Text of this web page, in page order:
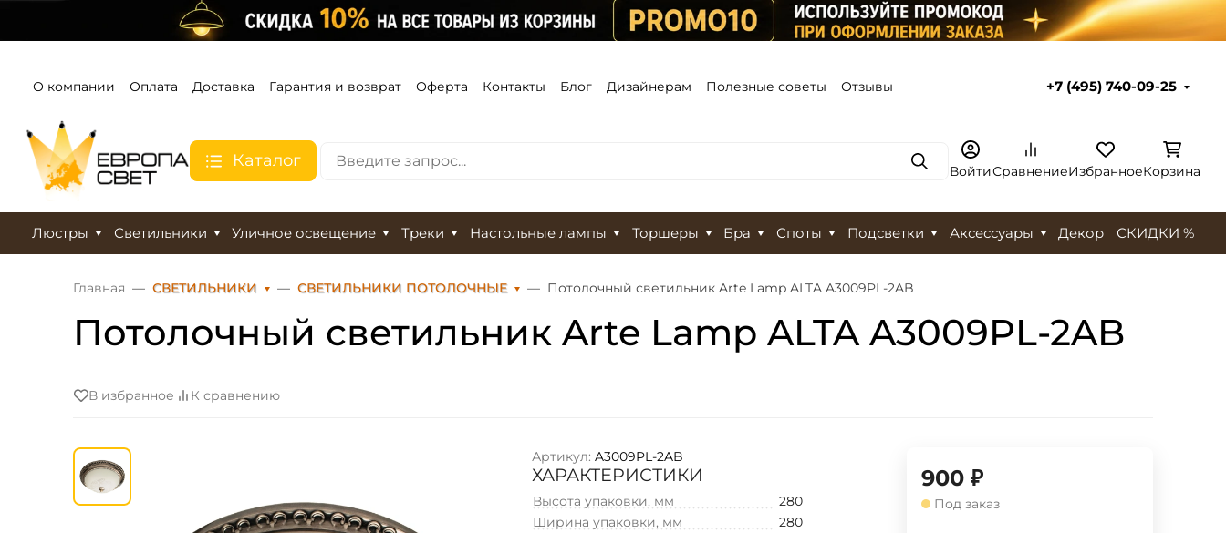
О компании Оплата Доставка Гарантия и возврат Оферта Контакты Блог Дизайнерам Полезные советы Отзывы +7 (495) 740-09-25
Каталог ПоискВойтиСравнениеИзбранноеКорзина
Люстры Светильники Уличное освещение Треки Настольные лампы Торшеры Бра Споты Подсветки Аксессуары Декор СКИДКИ %
Главная СВЕТИЛЬНИКИ СВЕТИЛЬНИКИ ПОТОЛОЧНЫЕ Потолочный светильник Arte Lamp ALTA A3009PL-2AB
Потолочный светильник Arte Lamp ALTA A3009PL-2AB
В избранное К сравнению
Артикул: A3009PL-2AB
ХАРАКТЕРИСТИКИ
Высота упаковки, мм
280
Ширина упаковки, мм
280
900 ₽
Под заказ